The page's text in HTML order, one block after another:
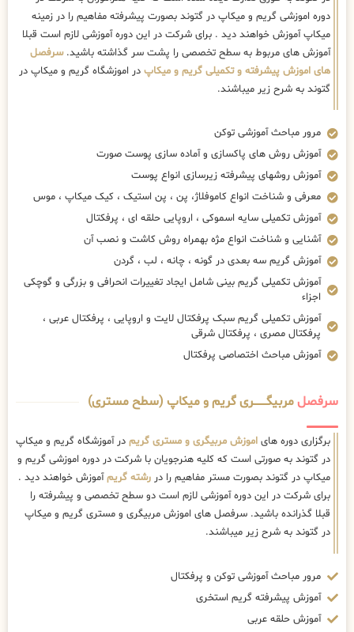
دوره اموزشی گریم و میکاپ در گتوند بصورت پیشرفته مفاهیم را در زمینه
میکاپ آموزش خواهند دید . برای شرکت در این دوره آموزشی لازم است قبلا
آموزش های مربوط به سطح تخصصی را پشت سر گذاشته باشید.سرفصل
های اموزش پیشرفته و تکمیلی گریم و میکاپ در اموزشگاه گریم و میکاپ در
گتوند به شرح زیر میباشند.
مرور مباحث آموزشی توکن
آموزش روش های پاکسازی و آماده سازی پوست صورت
آموزش روشهای پیشرفته زیرسازی انواع پوست
معرفی و شناخت انواع کاموفلاژ، پن ، پن استیک ، کیک میکاپ ، موس
آموزش تکمیلی سایه اسموکی ، اروپایی حلقه ای ، پرفکتال
آشنایی و شناخت انواع مژه بهمراه روش کاشت و نصب آن
آموزش گریم سه بعدی در گونه ، چانه ، لب ، گردن
آموزش تکمیلی گریم بینی شامل ایجاد تغییرات انحرافی و بزرگی و گوچکی
اجزاء
آموزش تکمیلی گریم سبک پرفکتال لایت و اروپایی ، پرفکتال عربی ،
پرفکتال مصری ، پرفکتال شرقی
آموزش مباحث اختصاصی پرفکتال
سرفصلمربیگــــــــری گریم و میکاپ (سطح مستری)
برگزاری دوره های اموزش مربیگری و مستری گریم در آموزشگاه گریم و میکاپ
در گتوند به صورتی است که کلیه هنرجویان با شرکت در دوره اموزشی گریم و
میکاپ در گتوند بصورت مستر مفاهیم را در رشته گریمآموزش خواهند دید .
برای شرکت در این دوره آموزشی لازم است دو سطح تخصصی و پیشرفته را
قبلا گذرانده باشید. سرفصل های اموزش مربیگری و مستری گریم و میکاپ
در گتوند به شرح زیر میباشند.
مرور مباحث آموزشی توکن و پرفکتال
آموزش پیشرفته گریم استخری
آموزش حلقه عربی